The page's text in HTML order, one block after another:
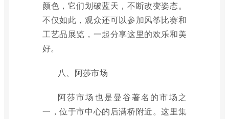
颜色，它们划破蓝天，不断改变姿态。
不仅如此，观众还可以参加风筝比赛和
工艺品展览，一起分享这里的欢乐和美
好。
八、阿莎市场
阿莎市场也是曼谷著名的市场之
一，位于市中心的后满桥附近。这里集